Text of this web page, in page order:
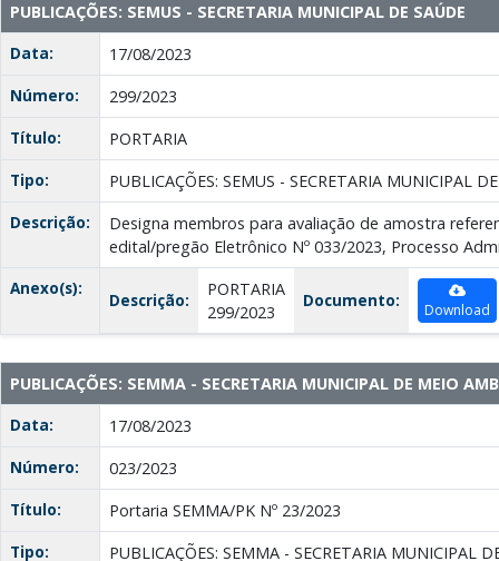
PUBLICAÇÕES: SEMUS - SECRETARIA MUNICIPAL DE SAÚDE
Data:
17/08/2023
Número:
299/2023
Título:
PORTARIA
Tipo:
PUBLICAÇÕES: SEMUS - SECRETARIA MUNICIPAL
Descrição:
Designa membros para avaliação de amostra
edital/pregão Eletrônico Nº 033/2023, Processo
Anexo(s):
Descrição:
PORTARIA
299/2023
Documento: Download
PUBLICAÇÕES: SEMMA - SECRETARIA MUNICIPAL DE MEIO
Data:
17/08/2023
Número:
023/2023
Título:
Portaria SEMMA/PK Nº 23/2023
Tipo:
PUBLICAÇÕES: SEMMA - SECRETARIA MUNICIPAL